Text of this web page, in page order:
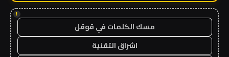
!
مسك الكلمات في قوقل
اشراق التقنية